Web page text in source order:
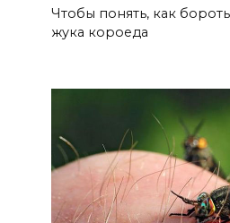
Чтобы понять, как
жука короеда